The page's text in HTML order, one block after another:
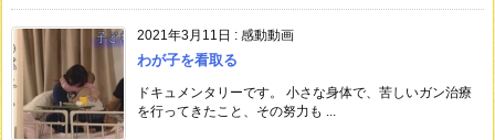
2021年3月11日 : 感動動画
わが子を看取る
ドキュメンタリーです。 小さな身体で、苦しいガン治療
を行ってきたこと、その努力も ...